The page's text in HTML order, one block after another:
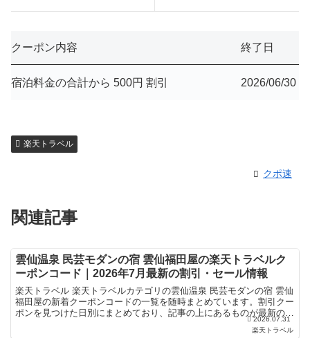
クーポン内容 終了日
宿泊料金の合計から 500円 割引 2026/06/30
楽天トラベル
クポ速
関連記事
雲仙温泉 民芸モダンの宿 雲仙福田屋の楽天トラベルク
ーポンコード｜2026年7月最新の割引・セール情報
楽天トラベル 楽天トラベルカテゴリの雲仙温泉 民芸モダンの宿 雲仙
福田屋の新着クーポンコードの一覧を随時まとめています。割引クー
ポンを見つけた日別にまとめており、記事の上にあるものが最新の割
引クーポンになります。ホテル・旅館宿泊の予約などで... 2026.07.31
楽天トラベル